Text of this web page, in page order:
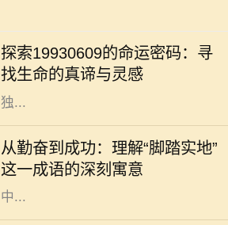
探索19930609的命运密码：寻
找生命的真谛与灵感
有一些命运的节点，让我们不得不回
望过往，反思前行。在这个多元化的
时代，每一个出生日期都似乎蕴藏着
独...
从勤奋到成功：理解“脚踏实地”
这一成语的深刻寓意
在人生的旅途中，成功往往不是一蹴
而就的事情，而是一个不断努力、不
断奋斗的过程。在这个过程中，许多
成语成为我们学习和生活的指南。其
中...
2003年是农历的兔年，而根据中国五